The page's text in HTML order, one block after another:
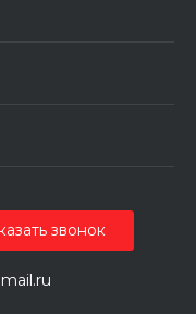
звонок